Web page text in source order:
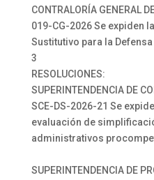
CONTRALORÍA GENERAL
019-CG-2026 Se expiden
Sustitutivo para la
3
RESOLUCIONES:
SUPERINTENDENCIA DE
SCE-DS-2026-21 Se
evaluación de
administrativos
SUPERINTENDENCIA DE